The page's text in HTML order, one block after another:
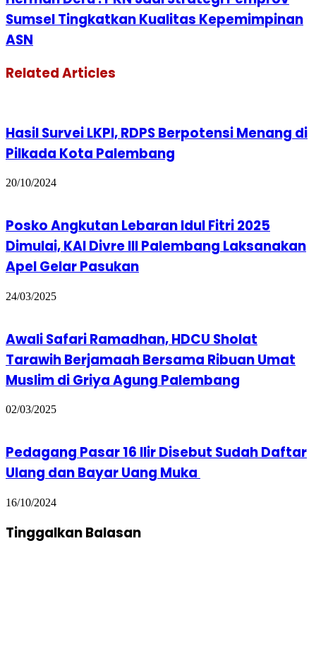
Sumsel Tingkatkan Kualitas Kepemimpinan
ASN
Related Articles
Hasil Survei LKPI, RDPS Berpotensi Menang di
Pilkada Kota Palembang
20/10/2024
Posko Angkutan Lebaran Idul Fitri 2025
Dimulai, KAI Divre III Palembang Laksanakan
Apel Gelar Pasukan
24/03/2025
Awali Safari Ramadhan, HDCU Sholat
Tarawih Berjamaah Bersama Ribuan Umat
Muslim di Griya Agung Palembang
02/03/2025
Pedagang Pasar 16 Ilir Disebut Sudah Daftar
Ulang dan Bayar Uang Muka
16/10/2024
Tinggalkan Balasan